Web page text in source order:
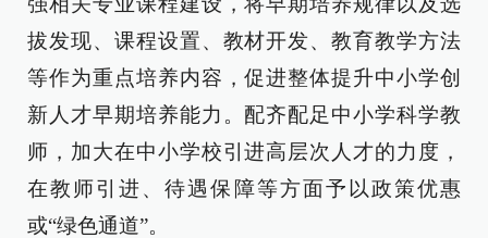
拔发现、课程设置、教材开发、教育教学方法
等作为重点培养内容，促进整体提升中小学创
新人才早期培养能力。配齐配足中小学科学教
师，加大在中小学校引进高层次人才的力度，
在教师引进、待遇保障等方面予以政策优惠
或“绿色通道”。